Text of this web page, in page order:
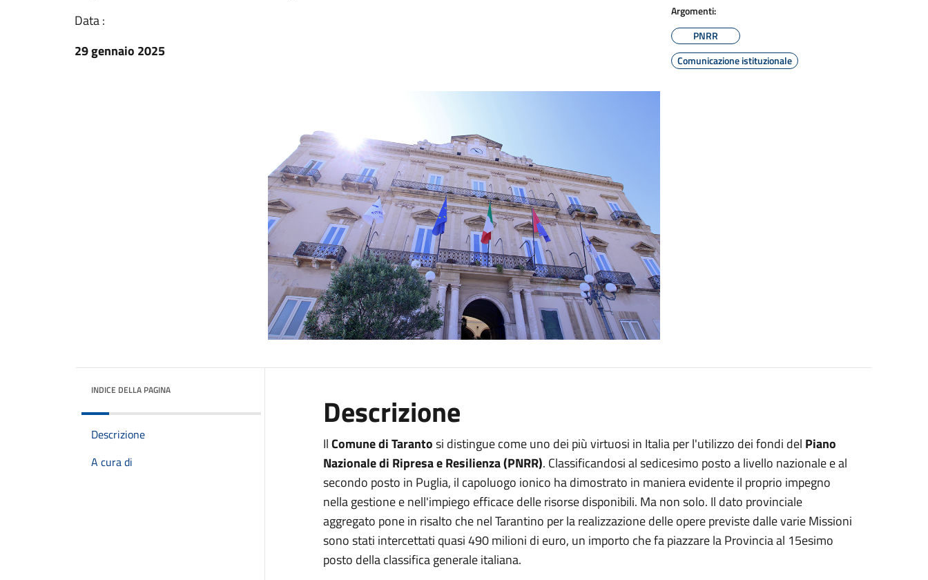
Data :
29 gennaio 2025
Argomenti:
PNRR
Comunicazione istituzionale
INDICE DELLA PAGINA
Descrizione
A cura di
Descrizione
IlComune di Tarantosi distingue come uno dei più virtuosi in Italia per l'utilizzo dei fondi del Piano
Nazionale di Ripresa e Resilienza (PNRR). Classificandosi al sedicesimo posto a livello nazionale e al
secondo posto in Puglia, il capoluogo ionico ha dimostrato in maniera evidente il proprio impegno
nella gestione e nell'impiego efficace delle risorse disponibili. Ma non solo. Il dato provinciale
aggregato pone in risalto che nel Tarantino per la realizzazione delle opere previste dalle varie Missioni
sono stati intercettati quasi 490 milioni di euro, un importo che fa piazzare la Provincia al 15esimo
posto della classifica generale italiana.